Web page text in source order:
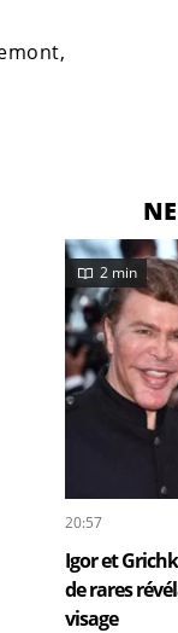
2 min
20:57
Igor et
de rares
visage